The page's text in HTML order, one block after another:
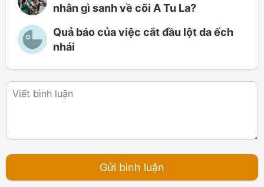
nhân gì sanh về cõi A Tu La?
Quả báo của việc cắt đầu lột da ếch
nhái